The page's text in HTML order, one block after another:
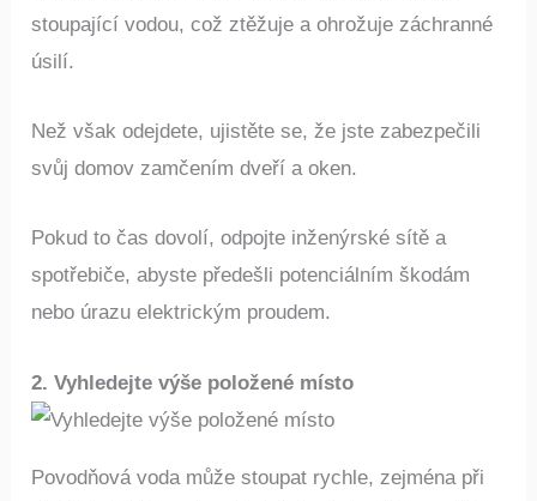
stoupající vodou, což ztěžuje a ohrožuje záchranné
úsilí.
Než však odejdete, ujistěte se, že jste zabezpečili
svůj domov zamčením dveří a oken.
Pokud to čas dovolí, odpojte inženýrské sítě a
spotřebiče, abyste předešli potenciálním škodám
nebo úrazu elektrickým proudem.
2. Vyhledejte výše položené místo
Povodňová voda může stoupat rychle, zejména při